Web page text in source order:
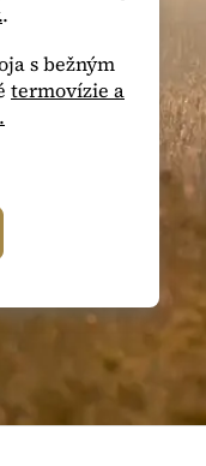
.
s bežným
termovízie a